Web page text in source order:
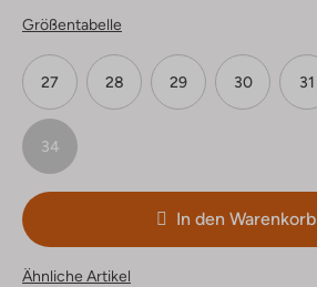
Größentabelle
27 28 29 30 31
34
In den Warenkorb
Ähnliche Artikel